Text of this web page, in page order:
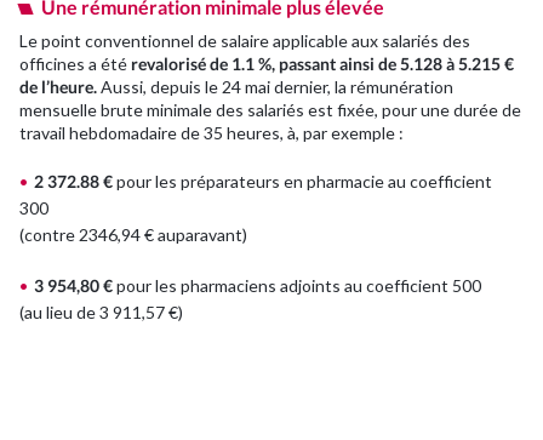
Je suis professionnel de santé
J’ai une association/CSE
E-solutions
Une rémunération minimale plus élevée
Le point conventionnel de salaire applicable aux salariés des
officines a été revalorisé de 1.1 %, passant ainsi de 5.128 à 5.215 €
de l’heure.Aussi, depuis le 24 mai dernier, la rémunération
mensuelle brute minimale des salariés est fixée, pour une durée de
travail hebdomadaire de 35 heures, à, par exemple :
2 372.88 €pour les préparateurs en pharmacie au coefficient
300
(contre 2346,94 € auparavant)
3 954,80 €pour les pharmaciens adjoints au coefficient 500
(au lieu de 3 911,57 €)